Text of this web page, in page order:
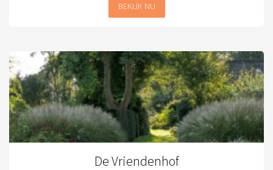
BEKIJK NU
De Vriendenhof